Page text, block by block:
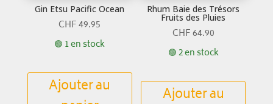
Gin Etsu Pacific Ocean
CHF49.95
🟢 1 en stock
Ajouter au
Rhum Baie des Trésors
Fruits des Pluies
CHF64.90
🟢 2 en stock
Ajouter au